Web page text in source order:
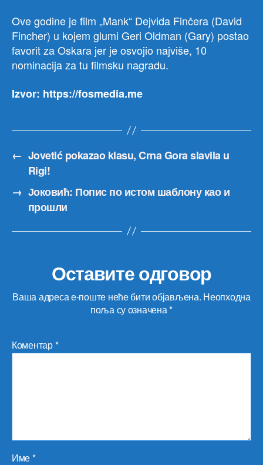
Ove godine je film „Mank“ Dejvida Finčera (David
Fincher) u kojem glumi Geri Oldman (Gary) postao
favorit za Oskara jer je osvojio najviše, 10
nominacija za tu filmsku nagradu.
Izvor: https://fosmedia.me
← Jovetić pokazao klasu, Crna Gora slavila u
Rigi!
→ Јоковић: Попис по истом шаблону као и
прошли
Оставите одговор
Ваша адреса е-поште неће бити објављена. Неопходна
поља су означена*
Коментар*
Име*